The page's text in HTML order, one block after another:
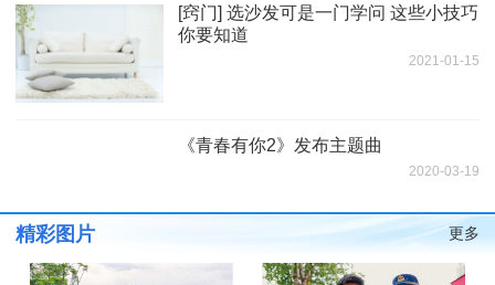
[窍门] 选沙发可是一门学问 这些小技巧
你要知道
2021-01-15
《青春有你2》发布主题曲
2020-03-19
精彩图片 更多